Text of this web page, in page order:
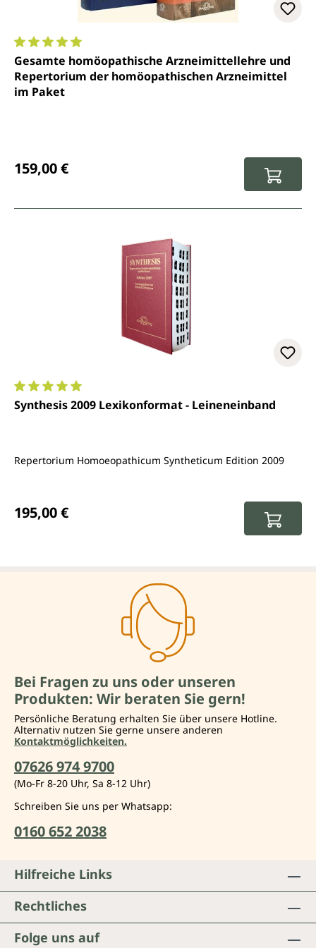
Durchschnittliche Bewertung von 5 von 5 Sternen
Gesamte homöopathische Arzneimittellehre und
Repertorium der homöopathischen Arzneimittel
im Paket
159,00 €
Durchschnittliche Bewertung von 5 von 5 Sternen
Synthesis 2009 Lexikonformat - Leineneinband
Repertorium Homoeopathicum Syntheticum Edition 2009
195,00 €
Bei Fragen zu uns oder unseren
Produkten: Wir beraten Sie gern!
Persönliche Beratung erhalten Sie über unsere Hotline.
Alternativ nutzen Sie gerne unsere anderen
Kontaktmöglichkeiten.
07626 974 9700
(Mo-Fr 8-20 Uhr, Sa 8-12 Uhr)
Schreiben Sie uns per Whatsapp:
0160 652 2038
Folge uns auf
Hilfreiche Links
Rechtliches